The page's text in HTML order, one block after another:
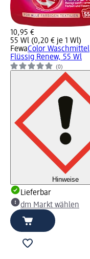
10,95 €
55 Wl (0,20 € je 1 Wl)
FewaColor Waschmittel
Flüssig Renew, 55 Wl
(0)
Hinweise
Lieferbar
dm Markt wählen